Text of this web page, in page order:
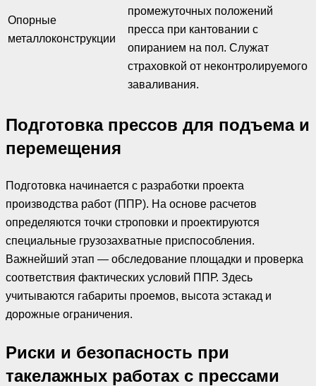
Опорные
металлоконструкции
промежуточных положений
пресса при кантовании с
опиранием на пол. Служат
страховкой от неконтролируемого
заваливания.
Подготовка прессов для подъема и
перемещения
Подготовка начинается с разработки проекта
производства работ (ППР). На основе расчетов
определяются точки строповки и проектируются
специальные грузозахватные приспособления.
Важнейший этап — обследование площадки и проверка
соответствия фактических условий ППР. Здесь
учитываются габариты проемов, высота эстакад и
дорожные ограничения.
Риски и безопасность при
такелажных работах с прессами